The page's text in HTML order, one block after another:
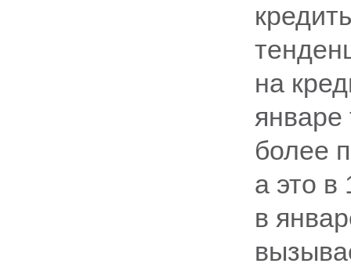
на
январе
более
а это
в